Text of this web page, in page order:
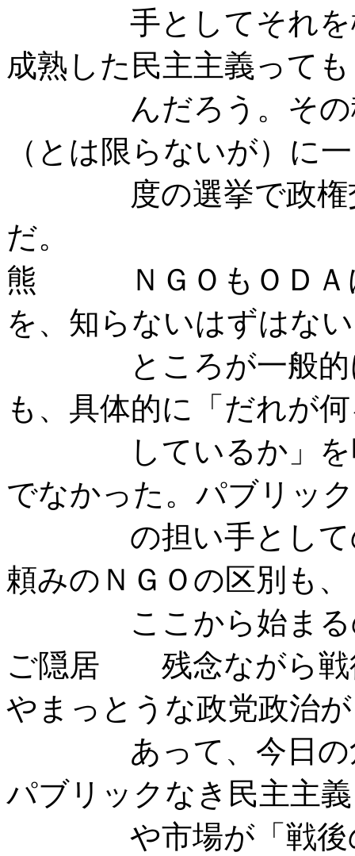
手としてそれを検
成熟した民主主義っても
んだろう。その積
（とは限らないが）に一
度の選挙で政権交
だ。
熊 ＮＧＯもＯＤＡに
を、知らないはずはな
ところが一般的に
も、具体的に「だれが
しているか」を明
でなかった。パブリック
の担い手としての
頼みのＮＧＯの区別も、
ここから始まるの
ご隠居 残念ながら戦
やまっとうな政党政治が
あって、今日の危
パブリックなき民主主義
や市場が「戦後の